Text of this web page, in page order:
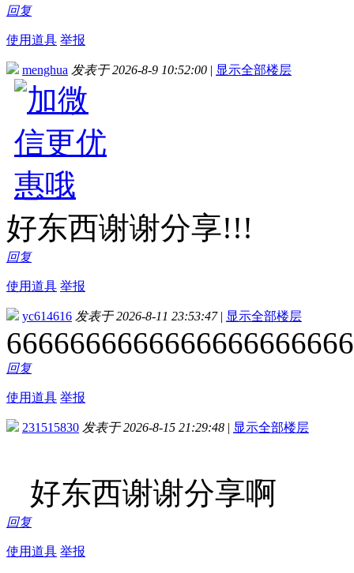
回复
使用道具 举报
menghua 发表于 2026-8-9 10:52:00 | 显示全部楼层
好东西谢谢分享!!!
回复
使用道具 举报
yc614616 发表于 2026-8-11 23:53:47 | 显示全部楼层
回复
使用道具 举报
231515830 发表于 2026-8-15 21:29:48 | 显示全部楼层
好东西谢谢分享啊
回复
使用道具 举报